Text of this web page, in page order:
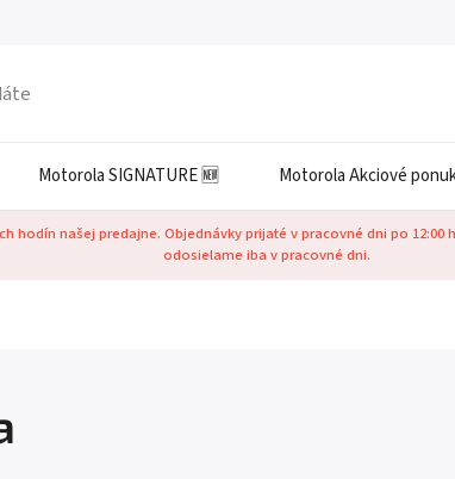
Motorola SIGNATURE 🆕 Motorola Akciové
hodín našej predajne. Objednávky prijaté v pracovné dni po
odosielame iba v pracovné dni.